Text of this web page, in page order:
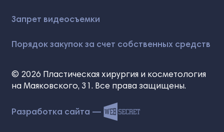
Запрет видеосъемки
Порядок закупок за счет собственных средств
© 2026 Пластическая хирургия и косметология
на Маяковского, 31. Все права защищены.
Разработка сайта —